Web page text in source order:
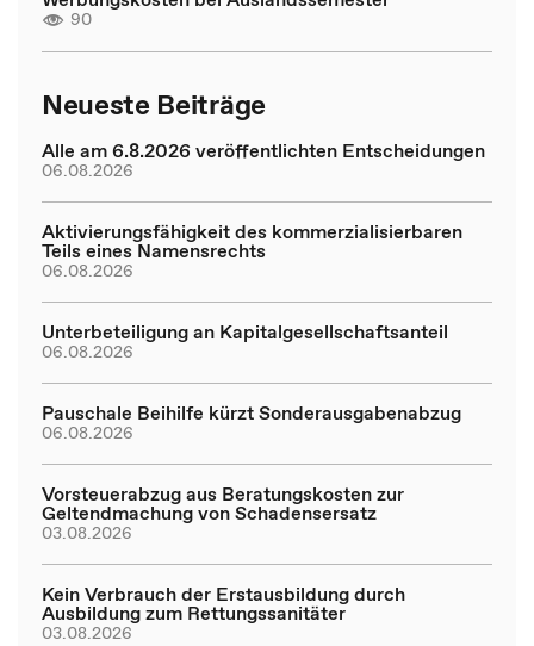
90
Neueste Beiträge
Alle am 6.8.2026 veröffentlichten Entscheidungen
06.08.2026
Aktivierungsfähigkeit des kommerzialisierbaren
Teils eines Namensrechts
06.08.2026
Unterbeteiligung an Kapitalgesellschaftsanteil
06.08.2026
Pauschale Beihilfe kürzt Sonderausgabenabzug
06.08.2026
Vorsteuerabzug aus Beratungskosten zur
Geltendmachung von Schadensersatz
03.08.2026
Kein Verbrauch der Erstausbildung durch
Ausbildung zum Rettungssanitäter
03.08.2026